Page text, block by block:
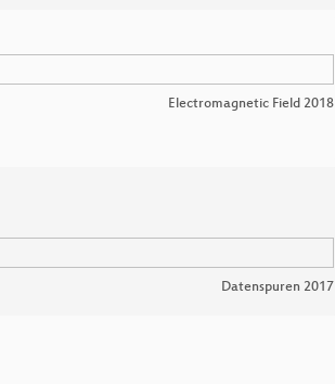
Electromagnetic Field 2018
Datenspuren 2017